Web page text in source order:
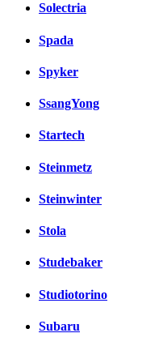
Solectria
Spada
Spyker
SsangYong
Startech
Steinmetz
Steinwinter
Stola
Studebaker
Studiotorino
Subaru